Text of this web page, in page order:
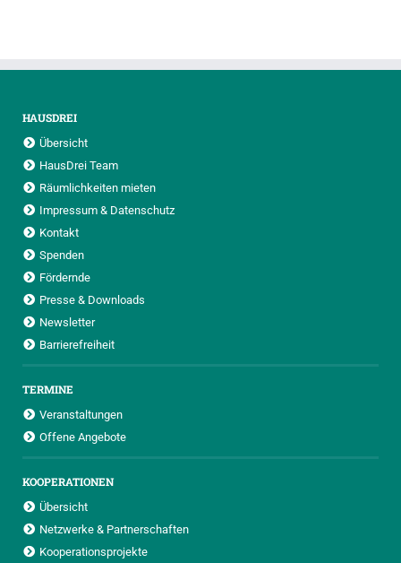
HAUSDREI
Übersicht
HausDrei Team
Räumlichkeiten mieten
Impressum & Datenschutz
Kontakt
Spenden
Fördernde
Presse & Downloads
Newsletter
Barrierefreiheit
TERMINE
Veranstaltungen
Offene Angebote
KOOPERATIONEN
Übersicht
Netzwerke & Partnerschaften
Kooperationsprojekte